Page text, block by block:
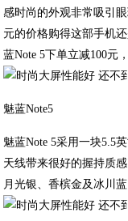
感时尚的外观非常吸引
元的价格购得这部手机
蓝Note 5下单立减100元
魅蓝Note5
魅蓝Note 5采用一块5.5
天线带来很好的握持质
月光银、香槟金及冰川